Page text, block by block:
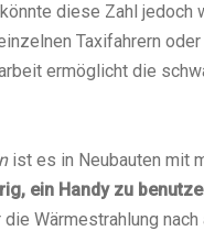
diese Zahl jedoch
Taxifahrern
ermöglicht die
ist es in Neubauten mit
ein Handy zu
Wärmestrahlung nach